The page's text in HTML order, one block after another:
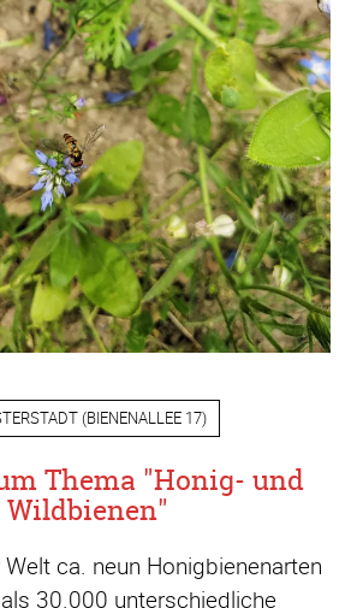
(BIENENALLEE 17)
Thema "Honig- und
Wildbienen"
ca. neun Honigbienenarten
30.000 unterschiedliche